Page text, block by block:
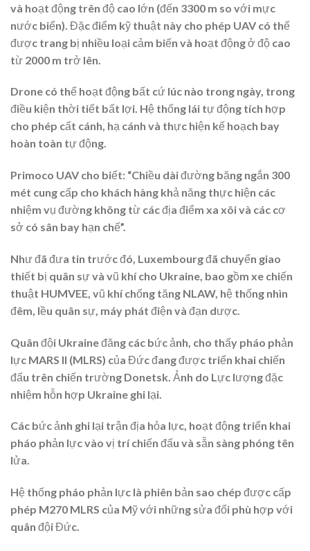
và hoạt động trên độ cao lớn (đến 3300 m so với mực
nước biển). Đặc điểm kỹ thuật này cho phép UAV có thể
được trang bị nhiều loại cảm biến và hoạt động ở độ cao
từ 2000 m trở lên.
Drone có thể hoạt động bất cứ lúc nào trong ngày, trong
điều kiện thời tiết bất lợi. Hệ thống lái tự động tích hợp
cho phép cất cánh, hạ cánh và thực hiện kế hoạch bay
hoàn toàn tự động.
Primoco UAV cho biết: “Chiều dài đường băng ngắn 300
mét cung cấp cho khách hàng khả năng thực hiện các
nhiệm vụ đường không từ các địa điểm xa xôi và các cơ
sở có sân bay hạn chế”.
Như đã đưa tin trước đó, Luxembourg đã chuyển giao
thiết bị quân sự và vũ khí cho Ukraine, bao gồm xe chiến
thuật HUMVEE, vũ khí chống tăng NLAW, hệ thống nhìn
đêm, lều quân sự, máy phát điện và đạn dược.
Quân đội Ukraine đăng các bức ảnh, cho thấy pháo phản
lực MARS II (MLRS) của Đức đang được triển khai chiến
đấu trên chiến trường Donetsk. Ảnh do Lực lượng đặc
nhiệm hỗn hợp Ukraine ghi lại.
Các bức ảnh ghi lại trận địa hỏa lực, hoạt động triển khai
pháo phản lực vào vị trí chiến đấu và sẵn sàng phóng tên
lửa.
Hệ thống pháo phản lực là phiên bản sao chép được cấp
phép M270 MLRS của Mỹ với những sửa đổi phù hợp với
quân đội Đức.